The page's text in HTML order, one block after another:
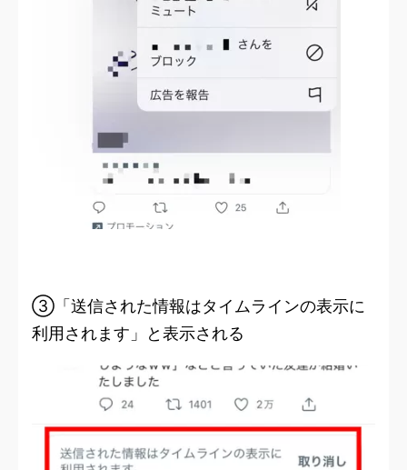
③「送信された情報はタイムラインの表示に
利用されます」と表示される